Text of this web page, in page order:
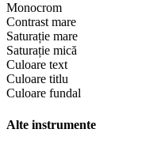
Monocrom
Contrast mare
Saturație mare
Saturație mică
Culoare text
Culoare titlu
Culoare fundal
Alte instrumente